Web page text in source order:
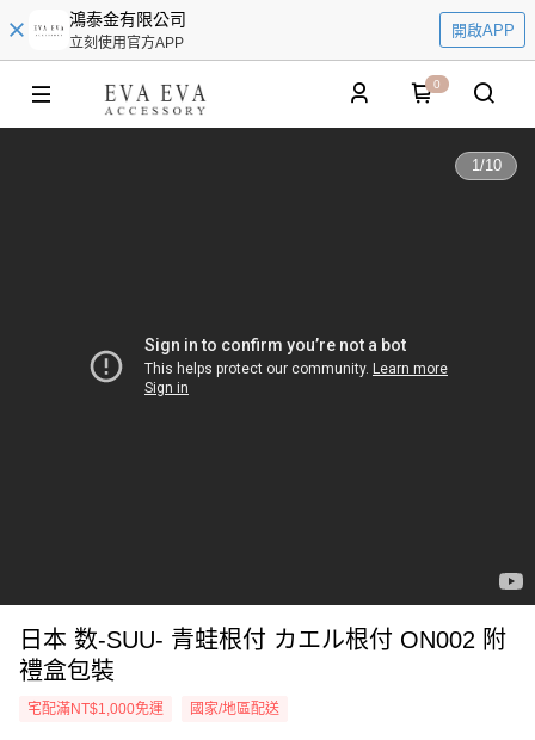
鴻泰金有限公司
立刻使用官方APP
開啟APP
0
1/10
日本 数-SUU- 青蛙根付 カエル根付 ON002 附
禮盒包裝
宅配滿NT$1,000免運 國家/地區配送